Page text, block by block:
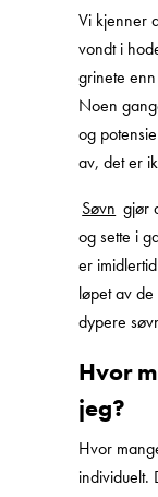
Vi kjenner
vondt i
grinete
Noen
og
av, det er
Søvn gjør
og sette i
er
løpet av
dypere
Hvor
jeg?
Hvor
individuelt.